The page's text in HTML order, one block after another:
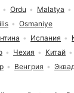
Испания
Чехия Китай
Венгрия
Ordu Malatya
Osmaniye